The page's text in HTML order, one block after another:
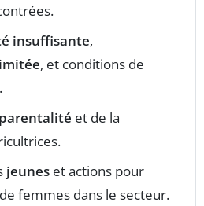
insuffisante,
, et conditions de
parentalité et de la
jeunes et actions pour
femmes dans le secteur.